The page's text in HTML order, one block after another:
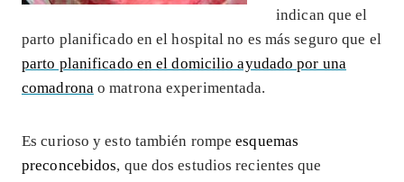
indican que el
parto planificado en el hospital no es más seguro que el
parto planificado en el domicilio ayudado por una
comadrona o matrona experimentada.
Es curioso y esto también rompeesquemas
preconcebidos, que dos estudios recientes que